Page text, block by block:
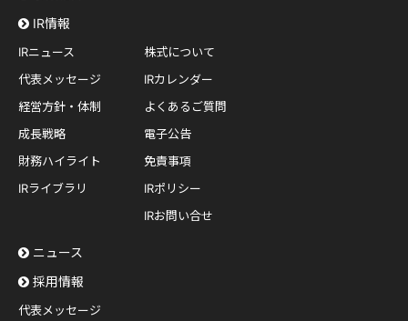
IR情報
IRニュース
代表メッセージ
経営方針・体制
成長戦略
財務ハイライト
IRライブラリ
株式について
IRカレンダー
よくあるご質問
電子公告
免責事項
IRポリシー
IRお問い合せ
ニュース
採用情報
代表メッセージ